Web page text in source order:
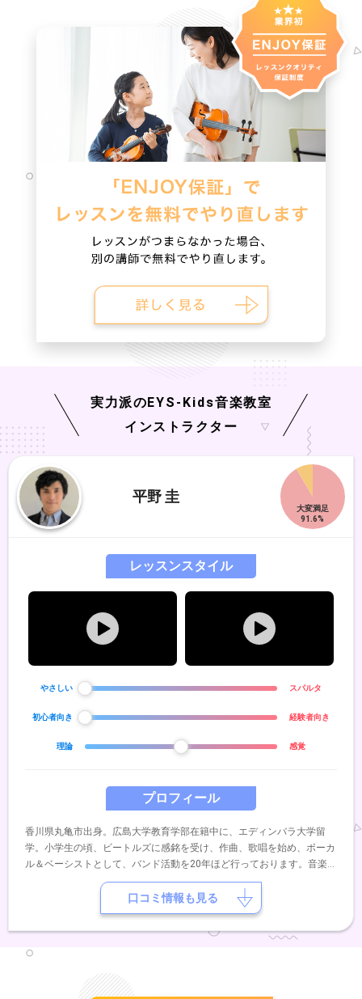
実力派のEYS-Kids音楽教室
インストラクター
平野 圭
プロフィール
香川県丸亀市出身。広島大学教育学部在籍中に、エディンバラ大学留
学。小学生の頃、ビートルズに感銘を受け、作曲、歌唱を始め、ボーカ
ル＆ベーシストとして、バンド活動を20年ほど行っております。音楽理
論を、中島美嘉などの楽曲提供で知られるソニーミュージックの作曲
家、古賀繁一氏に師事。現在は、企業様向けにCMソングの制作やボカ
ロアプリ用の楽曲提供等を行っております。また、教育学部で学んだ教
育メソッドを音楽に活かすべく、ボーカルインストラクター、DTM講
レッスンスタイル
やさしい スパルタ
初心者向き 経験者向き
理論 感覚
口コミ情報も見る